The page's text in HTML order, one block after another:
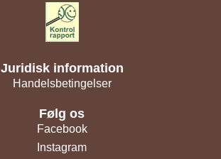
Juridisk information
Handelsbetingelser
Følg os
Facebook
Instagram